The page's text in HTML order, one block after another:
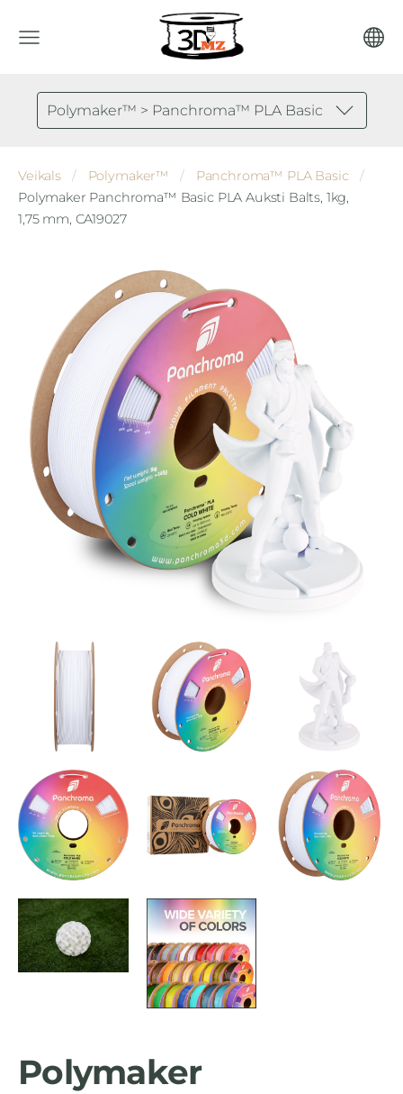
Polymaker™ > Panchroma™ PLA Basic
Veikals Polymaker™
Panchroma™ PLA Basic
Polymaker Panchroma™ Basic PLA Auksti Balts, 1kg,
1,75 mm, CA19027
Polymaker